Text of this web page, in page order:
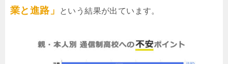
業と進路」
という結果が出ています。